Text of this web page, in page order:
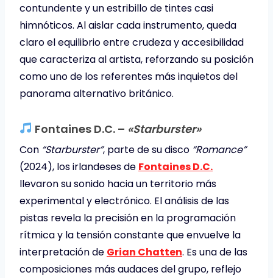
contundente y un estribillo de tintes casi
himnóticos. Al aislar cada instrumento, queda
claro el equilibrio entre crudeza y accesibilidad
que caracteriza al artista, reforzando su posición
como uno de los referentes más inquietos del
panorama alternativo británico.
Fontaines D.C. – «Starburster»
Con “Starburster”, parte de su disco “Romance”
(2024), los irlandeses de Fontaines D.C.
llevaron su sonido hacia un territorio más
experimental y electrónico. El análisis de las
pistas revela la precisión en la programación
rítmica y la tensión constante que envuelve la
interpretación de Grian Chatten. Es una de las
composiciones más audaces del grupo, reflejo